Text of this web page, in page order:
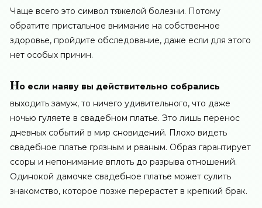
Чаще всего это символ тяжелой болезни. Потому
обратите пристальное внимание на собственное
здоровье, пройдите обследование, даже если для этого
нет особых причин.
Но если наяву вы действительно собрались
выходить замуж, то ничего удивительного, что даже
ночью гуляете в свадебном платье. Это лишь перенос
дневных событий в мир сновидений. Плохо видеть
свадебное платье грязным и рваным. Образ гарантирует
ссоры и непонимание вплоть до разрыва отношений.
Одинокой дамочке свадебное платье может сулить
знакомство, которое позже перерастет в крепкий брак.